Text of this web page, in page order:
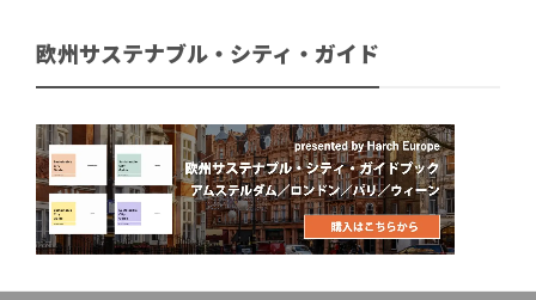
欧州サステナブル・シティ・ガイド